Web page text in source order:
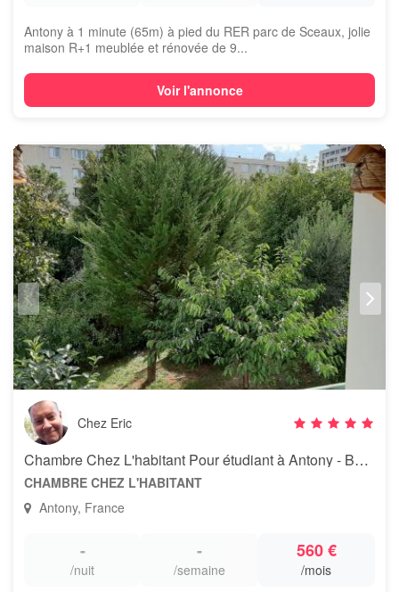
Antony à 1 minute (65m) à pied du RER parc de Sceaux, jolie
maison R+1 meublée et rénovée de 9...
Voir l'annonce
Chez Eric
Chambre Chez L'habitant Pour étudiant à Antony - Bourg-la-reine
CHAMBRE CHEZ L'HABITANT
Antony, France
-
/nuit
-
/semaine
560 €
/mois